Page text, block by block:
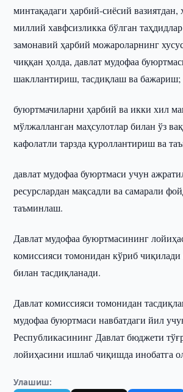
минтақадаги ҳарбий-сиёсий вазиятдан,
миллий хавфсизликка бўлган
замонавий ҳарбий можароларнинг
чиққан ҳолда, давлат мудофаа
шакллантириш, тасдиқлаш ва бажариш;
буюртмачиларни ҳарбий ва икки хил
мўлжалланган маҳсулотлар билан ўз
кафолатли тарзда қуроллантириш ва
давлат мудофаа буюртмаси учун
ресурслардан мақсадли ва самарали
таъминлаш.
Давлат мудофаа буюртмасининг
комиссияси томонидан кўриб
билан тасдиқланади.
Давлат комиссияси томонидан
мудофаа буюртмаси навбатдаги йил
Республикасининг Давлат бюджети
лойиҳасини ишлаб чиқишда инобатга
Улашиш: